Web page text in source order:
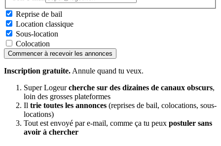
Reprise de bail
Location classique
Sous-location
Colocation
Commencer à recevoir les annonces
Inscription gratuite. Annule quand tu veux.
Super Logeurcherche sur des dizaines de canaux obscurs,
loin des grosses plateformes
Il trie toutes les annonces (reprises de bail, colocations, sous-
locations)
Tout est envoyé par e-mail, comme ça tu peux postuler sans
avoir à chercher